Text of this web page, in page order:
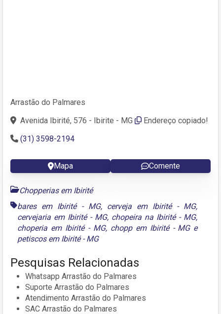
Arrastão do Palmares
Avenida Ibirité, 576 - Ibirite - MG
Endereço copiado!
(31) 3598-2194
Mapa Comente
Chopperias em Ibirité
bares em Ibirité - MG, cerveja em Ibirité - MG,
cervejaria em Ibirité - MG, chopeira na Ibirité - MG,
choperia em Ibirité - MG, chopp em Ibirité - MGe
petiscos em Ibirité - MG
Pesquisas Relacionadas
Whatsapp Arrastão do Palmares
Suporte Arrastão do Palmares
Atendimento Arrastão do Palmares
SAC Arrastão do Palmares